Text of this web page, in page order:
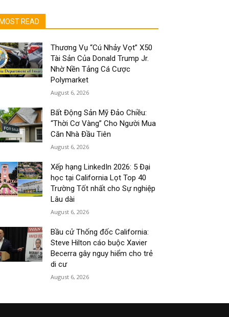
MOST READ
Thương Vụ “Cú Nhảy Vọt” X50
Tài Sản Của Donald Trump Jr.
Nhờ Nền Tảng Cá Cược
Polymarket
August 6, 2026
Bất Động Sản Mỹ Đảo Chiều:
“Thời Cơ Vàng” Cho Người Mua
Căn Nhà Đầu Tiên
August 6, 2026
Xếp hạng LinkedIn 2026: 5 Đại
học tại California Lọt Top 40
Trường Tốt nhất cho Sự nghiệp
Lâu dài
August 6, 2026
Bầu cử Thống đốc California:
Steve Hilton cáo buộc Xavier
Becerra gây nguy hiểm cho trẻ
di cư
August 6, 2026